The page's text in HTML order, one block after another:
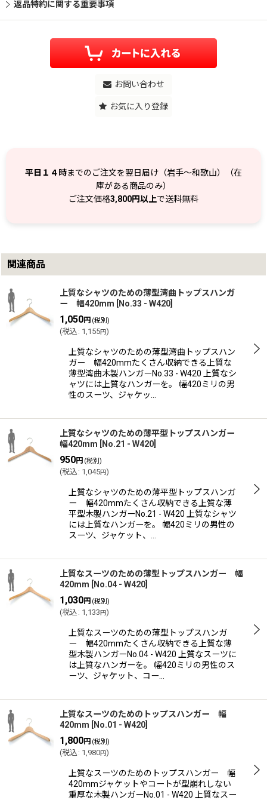
返品特約に関する重要事項
お問い合わせ
お気に入り登録
平日１４時までのご注文を翌日届け（岩手～和歌山）（在
庫がある商品のみ）
ご注文価格3,800円以上で送料無料
関連商品
上質なシャツのための薄型湾曲トップスハンガ
ー 幅420mm
No.33 - W420
1,050円 (税別)
(税込 : 1,155円)
上質なシャツのための薄型湾曲トップスハン
ガー 幅420mmたくさん収納できる上質な
薄型湾曲木製ハンガーNo.33 - W420 上質なシ
ャツには上質なハンガーを。 幅420ミリの男
性のスーツ、ジャケッ…
上質なシャツのための薄平型トップスハンガー
幅420mm
No.21 - W420
950円 (税別)
(税込 : 1,045円)
上質なシャツのための薄平型トップスハンガ
ー 幅420mmたくさん収納できる上質な薄
平型木製ハンガーNo.21 - W420 上質なシャツ
には上質なハンガーを。 幅420ミリの男性の
スーツ、ジャケット、…
上質なスーツのための薄型トップスハンガー 幅
420mm
No.04 - W420
1,030円 (税別)
(税込 : 1,133 円)
上質なスーツのための薄型トップスハンガ
ー 幅420mmたくさん収納できる上質な薄
型木製ハンガーNo.04 - W420 上質なスーツに
は上質なハンガーを。 幅420ミリの男性のス
ーツ、ジャケット、コー…
上質なスーツのためのトップスハンガー 幅
420mm
No.01 - W420
1,800円 (税別)
(税込 : 1,980円)
上質なスーツのためのトップスハンガー 幅
420mmジャケットやコートが型崩れしない
重厚な木製ハンガーNo.01 - W420 上質なスー